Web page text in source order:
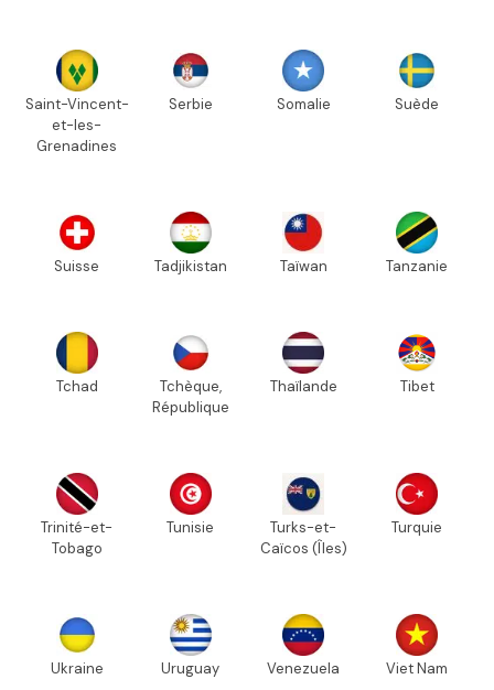
Saint-Vincent-
et-les-
Grenadines
Serbie Somalie Suède
Suisse Tadjikistan Taïwan Tanzanie
Tchad
Tchèque,
République
Thaïlande Tibet
Trinité-et-
Tobago
Tunisie
Turks-et-
Caïcos (Îles)
Turquie
Ukraine Uruguay Venezuela Viet Nam